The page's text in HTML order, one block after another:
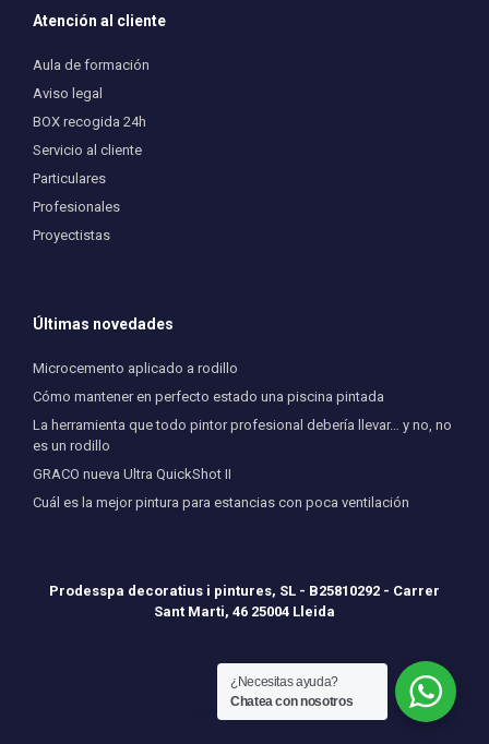
Atención al cliente
Aula de formación
Aviso legal
BOX recogida 24h
Servicio al cliente
Particulares
Profesionales
Proyectistas
Últimas novedades
Microcemento aplicado a rodillo
Cómo mantener en perfecto estado una piscina pintada
La herramienta que todo pintor profesional debería llevar… y no, no
es un rodillo
GRACO nueva Ultra QuickShot II
Cuál es la mejor pintura para estancias con poca ventilación
Prodesspa decoratius i pintures, SL - B25810292 - Carrer
Sant Marti, 46 25004 Lleida
¿Necesitas ayuda?
Chatea con nosotros